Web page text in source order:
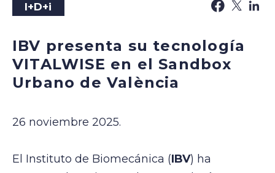
I+D+i
IBV presenta su tecnología
VITALWISE en el Sandbox
Urbano de València
26 noviembre 2025.
El Instituto de Biomecánica (IBV) ha